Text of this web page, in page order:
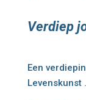
Verdiep
Een
Levenskunst .